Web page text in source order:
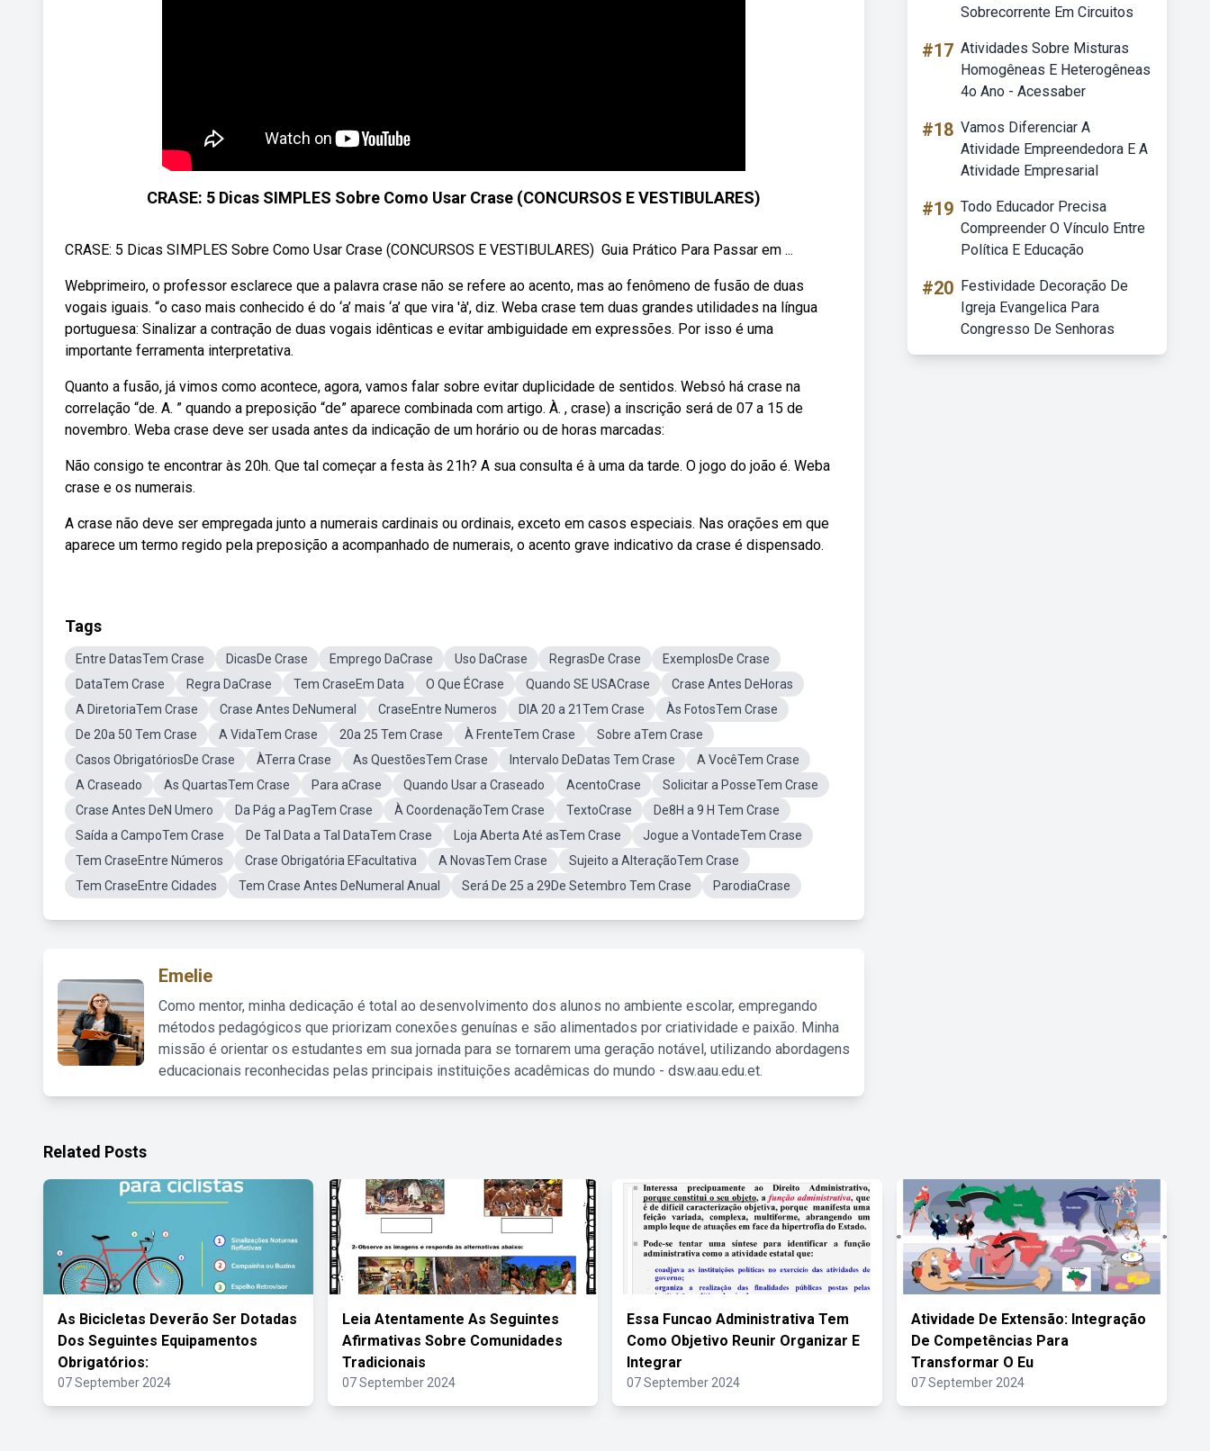
CRASE: 5 Dicas SIMPLES Sobre Como Usar Crase (CONCURSOS E VESTIBULARES)
CRASE: 5 Dicas SIMPLES Sobre Como Usar Crase (CONCURSOS E VESTIBULARES) ‍ Guia Prático Para Passar em ...
Webprimeiro, o professor esclarece que a palavra crase não se refere ao acento, mas ao fenômeno de fusão de duas
vogais iguais. “o caso mais conhecido é do ‘a’ mais ‘a’ que vira 'à', diz. Weba crase tem duas grandes utilidades na língua
portuguesa: Sinalizar a contração de duas vogais idênticas e evitar ambiguidade em expressões. Por isso é uma
importante ferramenta interpretativa.
Quanto a fusão, já vimos como acontece, agora, vamos falar sobre evitar duplicidade de sentidos. Websó há crase na
correlação “de. A. ” quando a preposição “de” aparece combinada com artigo. À. , crase) a inscrição será de 07 a 15 de
novembro. Weba crase deve ser usada antes da indicação de um horário ou de horas marcadas:
Não consigo te encontrar às 20h. Que tal começar a festa às 21h? A sua consulta é à uma da tarde. O jogo do joão é. Weba
crase e os numerais.
A crase não deve ser empregada junto a numerais cardinais ou ordinais, exceto em casos especiais. Nas orações em que
aparece um termo regido pela preposição a acompanhado de numerais, o acento grave indicativo da crase é dispensado.
Tags
Entre DatasTem Crase DicasDe Crase Emprego DaCrase Uso DaCrase RegrasDe Crase
ExemplosDe Crase
DataTem Crase
Regra DaCrase Tem CraseEm Data O Que ÉCrase Quando SE USACrase
Crase Antes DeHoras
A DiretoriaTem Crase
Crase Antes DeNumeral CraseEntre Numeros DIA 20 a 21Tem Crase
Às FotosTem Crase
De 20a 50 Tem Crase
A VidaTem Crase 20a 25 Tem Crase À FrenteTem Crase
Sobre aTem Crase
Casos ObrigatóriosDe Crase
ÀTerra Crase As QuestõesTem Crase Intervalo DeDatas Tem Crase
A VocêTem Crase
A Craseado
As QuartasTem Crase Para aCrase Quando Usar a Craseado AcentoCrase
Solicitar a PosseTem Crase
Crase Antes DeN Umero
Da Pág a PagTem Crase À CoordenaçãoTem Crase TextoCrase
De8H a 9 H Tem Crase
Saída a CampoTem Crase
De Tal Data a Tal DataTem Crase Loja Aberta Até asTem Crase
Jogue a VontadeTem Crase
Tem CraseEntre Números
Crase Obrigatória EFacultativa A NovasTem Crase
Sujeito a AlteraçãoTem Crase
Tem CraseEntre Cidades
Tem Crase Antes DeNumeral Anual Será De 25 a 29De Setembro Tem Crase ParodiaCrase
Emelie
Como mentor, minha dedicação é total ao desenvolvimento dos alunos no ambiente escolar, empregando
métodos pedagógicos que priorizam conexões genuínas e são alimentados por criatividade e paixão. Minha
missão é orientar os estudantes em sua jornada para se tornarem uma geração notável, utilizando abordagens
educacionais reconhecidas pelas principais instituições acadêmicas do mundo - dsw.aau.edu.et.
Sobrecorrente Em Circuitos
#17 Atividades Sobre Misturas
Homogêneas E Heterogêneas
4o Ano - Acessaber
#18 Vamos Diferenciar A
Atividade Empreendedora E A
Atividade Empresarial
#19 Todo Educador Precisa
Compreender O Vínculo Entre
Política E Educação
#20 Festividade Decoração De
Igreja Evangelica Para
Congresso De Senhoras
Related Posts
As Bicicletas Deverão Ser Dotadas
Dos Seguintes Equipamentos
Obrigatórios:
07 September 2024
Leia Atentamente As Seguintes
Afirmativas Sobre Comunidades
Tradicionais
07 September 2024
Essa Funcao Administrativa Tem
Como Objetivo Reunir Organizar E
Integrar
07 September 2024
Atividade De Extensão: Integração
De Competências Para
Transformar O Eu
07 September 2024